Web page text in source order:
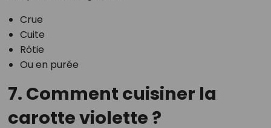
Crue
Cuite
Rôtie
Ou en purée
7. Comment cuisiner la
carotte violette ?